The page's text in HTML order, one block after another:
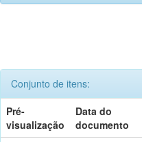
Conjunto de itens:
Pré-
visualização
Data do
documento